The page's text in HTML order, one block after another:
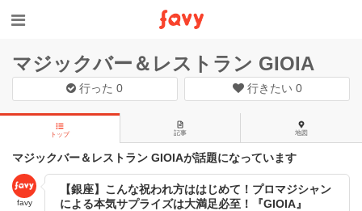
マジックバー＆レストラン GIOIA
行った0 行きたい 0
トップ 記事 地図
マジックバー＆レストラン GIOIAが話題になっています
favy
【銀座】こんな祝われ方ははじめて！プロマジシャン
による本気サプライズは大満足必至！『GIOIA』